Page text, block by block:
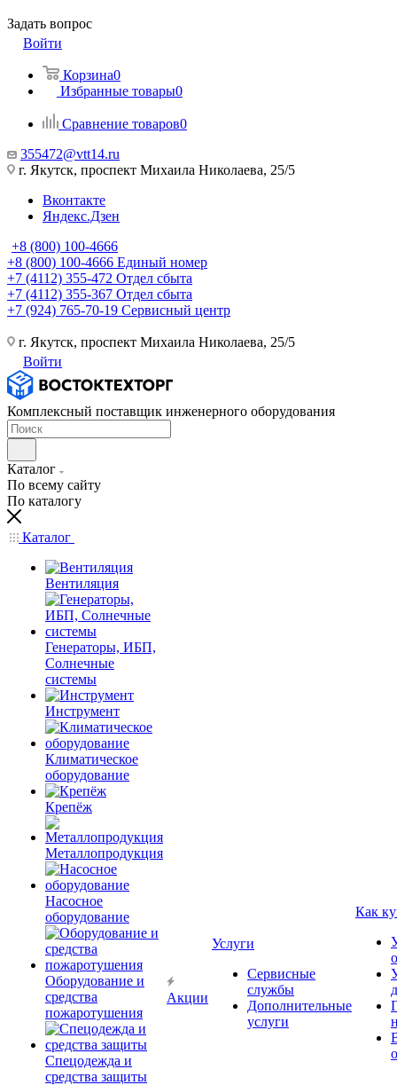
Задать вопрос
Войти
Корзина0
Избранные товары0
Сравнение товаров0
355472@vtt14.ru
г. Якутск, проспект Михаила Николаева, 25/5
Вконтакте
Яндекс.Дзен
+8 (800) 100-4666
+8 (800) 100-4666 Единый номер
+7 (4112) 355-472 Отдел сбыта
+7 (4112) 355-367 Отдел сбыта
+7 (924) 765-70-19 Сервисный центр
г. Якутск, проспект Михаила Николаева, 25/5
Войти
Комплексный поставщик инженерного оборудования
Каталог
По всему сайту
По каталогу
Каталог
Вентиляция
Генераторы, ИБП,
Солнечные
системы
Инструмент
Климатическое
оборудование
Крепёж
Металлопродукция
Насосное
оборудование
Оборудование и
средства
пожаротушения
Спецодежда и
средства защиты
Акции
Услуги
Сервисные
службы
Дополнительные
услуги
Как